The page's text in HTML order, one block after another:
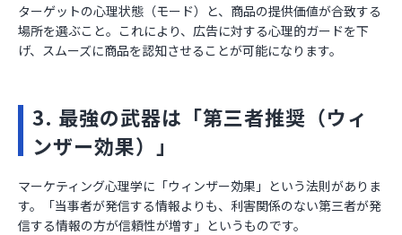
ターゲットの心理状態（モード）と、商品の提供価値が合致する
場所を選ぶこと。これにより、広告に対する心理的ガードを下
げ、スムーズに商品を認知させることが可能になります。
3. 最強の武器は「第三者推奨（ウィ
ンザー効果）」
マーケティング心理学に「ウィンザー効果」という法則がありま
す。「当事者が発信する情報よりも、利害関係のない第三者が発
信する情報の方が信頼性が増す」というものです。